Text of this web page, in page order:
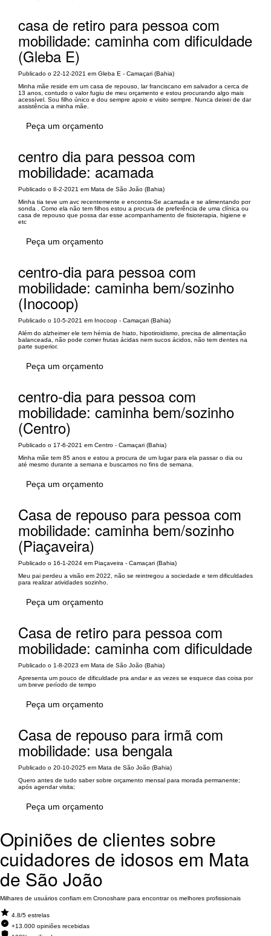
casa de retiro para pessoa com
mobilidade: caminha com dificuldade
(Gleba E)
Publicado o 22-12-2021 em Gleba E - Camaçari (Bahia)
Minha mãe reside em um casa de repouso, lar franciscano em salvador a cerca de
13 anos, contudo o valor fugiu de meu orçamento e estou procurando algo mais
acessível. Sou filho único e dou sempre apoio e visito sempre. Nunca deixei de dar
assistência a minha mãe.
Peça um orçamento
centro dia para pessoa com
mobilidade: acamada
Publicado o 8-2-2021 em Mata de São João (Bahia)
Minha tia teve um avc recentemente e encontra-Se acamada e se alimentando por
sonda . Como ela não tem filhos estou a procura de preferência de uma clínica ou
casa de repouso que possa dar esse acompanhamento de fisioterapia, higiene e
etc
Peça um orçamento
centro-dia para pessoa com
mobilidade: caminha bem/sozinho
(Inocoop)
Publicado o 10-5-2021 em Inocoop - Camaçari (Bahia)
Além do alzheimer ele tem hérnia de hiato, hipotiroidismo, precisa de alimentação
balanceada, não pode comer frutas ácidas nem sucos ácidos, não tem dentes na
parte superior.
Peça um orçamento
centro-dia para pessoa com
mobilidade: caminha bem/sozinho
(Centro)
Publicado o 17-6-2021 em Centro - Camaçari (Bahia)
Minha mãe tem 85 anos e estou a procura de um lugar para ela passar o dia ou
até mesmo durante a semana e buscamos no fins de semana.
Peça um orçamento
Casa de repouso para pessoa com
mobilidade: caminha bem/sozinho
(Piaçaveira)
Publicado o 16-1-2024 em Piaçaveira - Camaçari (Bahia)
Meu pai perdeu a visão em 2022, não se reintregou a sociedade e tem dificuldades
para realizar atividades sozinho.
Peça um orçamento
Casa de retiro para pessoa com
mobilidade: caminha com dificuldade
Publicado o 1-8-2023 em Mata de São João (Bahia)
Apresenta um pouco de dificuldade pra andar e as vezes se esquece das coisa por
um breve período de tempo
Peça um orçamento
Casa de repouso para irmã com
mobilidade: usa bengala
Publicado o 20-10-2025 em Mata de São João (Bahia)
Quero antes de tudo saber sobre orçamento mensal para morada permanente;
após agendar visita;
Peça um orçamento
Opiniões de clientes sobre
cuidadores de idosos em Mata
de São João
Milhares de usuários confiam em Cronoshare para encontrar os melhores profissionais
4.8/5 estrelas
+13.000 opiniões recebidas